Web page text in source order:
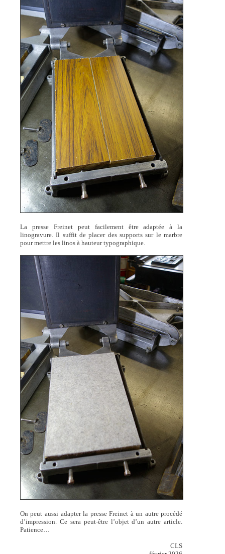
La presse Freinet peut facilement être adaptée à la
linogravure. Il suffit de placer des supports sur le marbre
pour mettre les linos à hauteur typographique.
On peut aussi adapter la presse Freinet à un autre procédé
d’impression. Ce sera peut-être l’objet d’un autre article.
Patience…
CLS